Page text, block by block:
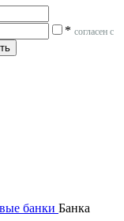
* согласен с
банки Банка